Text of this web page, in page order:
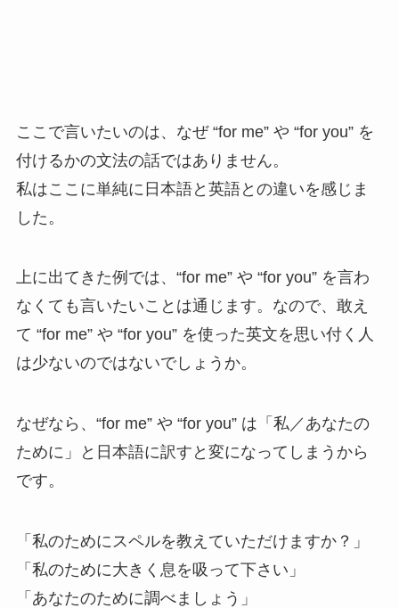
ここで言いたいのは、なぜ “for me” や “for you” を
付けるかの文法の話ではありません。
私はここに単純に日本語と英語との違いを感じま
した。
上に出てきた例では、“for me” や “for you” を言わ
なくても言いたいことは通じます。なので、敢え
て “for me” や “for you” を使った英文を思い付く人
は少ないのではないでしょうか。
なぜなら、“for me” や “for you” は「私／あなたの
ために」と日本語に訳すと変になってしまうから
です。
「私のためにスペルを教えていただけますか？」
「私のために大きく息を吸って下さい」
「あなたのために調べましょう」